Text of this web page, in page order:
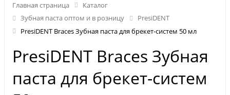
Главная страница
Каталог
Зубная паста оптом и в розницу
PresiDENT
PresiDENT Braces Зубная паста для брекет-систем 50 мл
PresiDENT Braces Зубная
паста для брекет-систем